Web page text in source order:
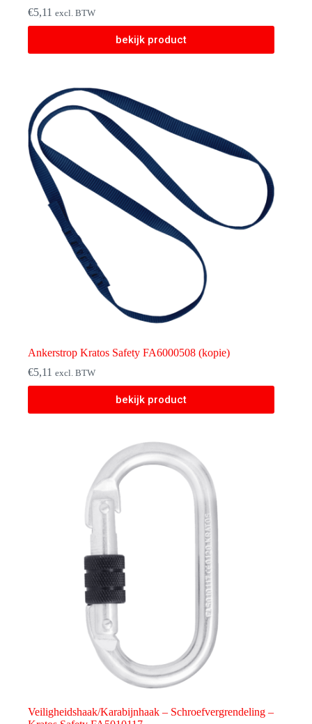
€5,11 excl. BTW
bekijk product
Ankerstrop Kratos Safety FA6000508 (kopie)
€5,11 excl. BTW
bekijk product
Veiligheidshaak/Karabijnhaak – Schroefvergrendeling –